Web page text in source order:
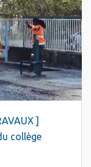
]
collège